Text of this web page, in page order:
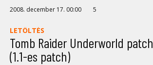
2008. december 17. 00:00 5
LETÖLTÉS
Tomb Raider Underworld patch
(1.1-es patch)